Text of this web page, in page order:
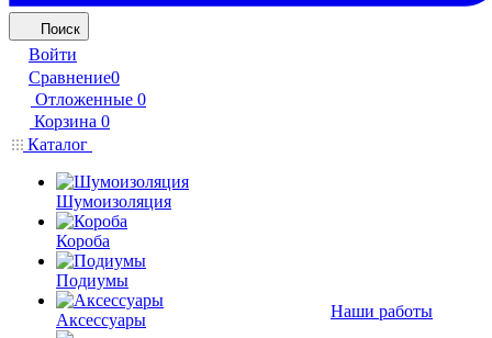
Поиск
Войти
Сравнение0
Отложенные 0
Корзина 0
Каталог
Шумоизоляция
Короба
Подиумы
Аксессуары
Наши работы